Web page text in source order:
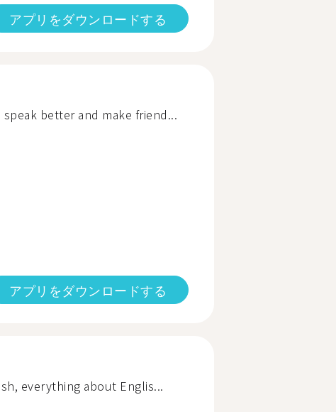
アプリをダウンロードする
better and make friend...
アプリをダウンロードする
everything about Englis...